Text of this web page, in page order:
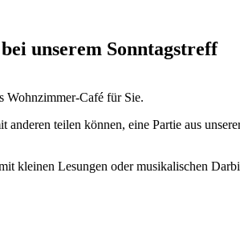
unserem Sonntagstreff
Wohnzimmer-Café für Sie.
anderen teilen können, eine Partie aus
kleinen Lesungen oder musikalischen